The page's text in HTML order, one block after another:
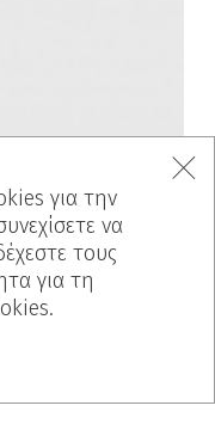
για την
να
τους
για τη